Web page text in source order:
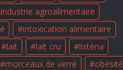
industrie agroalimentaire
intoxication alimentaire
lait lait cru
listéria
morceaux de verre
obésité